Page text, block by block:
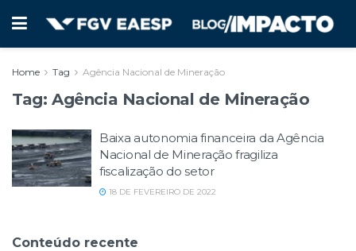
Home Tag Agência Nacional de Mineração
Tag: Agência Nacional de Mineração
Baixa autonomia financeira da Agência
Nacional de Mineração fragiliza
fiscalização do setor
18 DE FEVEREIRO DE 2022
Conteúdo recente